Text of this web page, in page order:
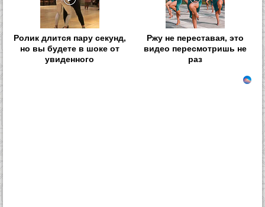
Ролик длится пару секунд,
но вы будете в шоке от
увиденного
Ржу не переставая, это
видео пересмотришь не
раз